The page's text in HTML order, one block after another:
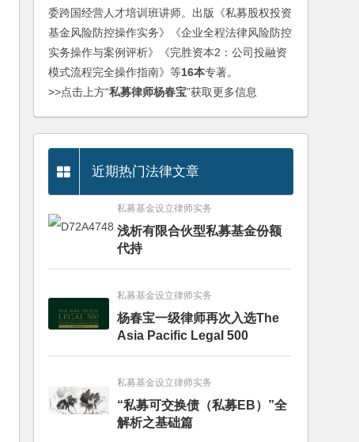
委跨国经营人才培训班讲师。出版《私募股权投资
基金风险防控操作实务》《企业全程法律风险防控
实务操作与案例评析》《完胜资本2：公司投融资
模式流程完全操作指南》等16本专著。
>>点击上方“私募律师杨春宝”获取更多信息
近期热门法律文章
私募基金设立律师实务
浅析有限合伙型私募基金份额
代持
私募基金设立律师实务
杨春宝一级律师再次入选The
Asia Pacific Legal 500
私募基金设立律师实务
“私募可交换债（私募EB）”全
解析之基础篇